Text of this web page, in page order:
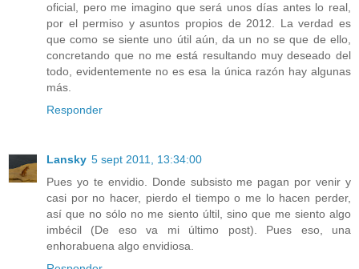
oficial, pero me imagino que será unos días antes lo real,
por el permiso y asuntos propios de 2012. La verdad es
que como se siente uno útil aún, da un no se que de ello,
concretando que no me está resultando muy deseado del
todo, evidentemente no es esa la única razón hay algunas
más.
Responder
Lansky 5 sept 2011, 13:34:00
Pues yo te envidio. Donde subsisto me pagan por venir y
casi por no hacer, pierdo el tiempo o me lo hacen perder,
así que no sólo no me siento últil, sino que me siento algo
imbécil (De eso va mi último post). Pues eso, una
enhorabuena algo envidiosa.